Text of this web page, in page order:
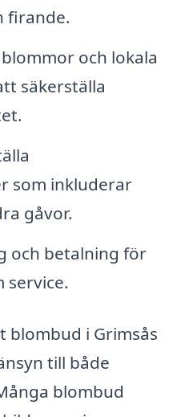
firande.
och lokala
säkerställa
som inkluderar
gåvor.
och betalning för
service.
blombud i Grimsås
till både
blombud